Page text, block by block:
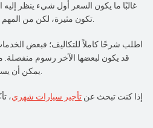
غالبًا ما يكون السعر أول شيء ينظر
تكون مثيرة، لكن من المهم فهم ما يشمله هذا السعر بالضبط.
اطلب شرحًا كاملاً للتكاليف؛ فبعض
قد يكون لبعضها الآخر رسوم منفصلة.
يمكن أن يساعدك على تجنب المفاجآت لاحقًا.
إذا كنت تبحث عن تأجير سيارات شهري،